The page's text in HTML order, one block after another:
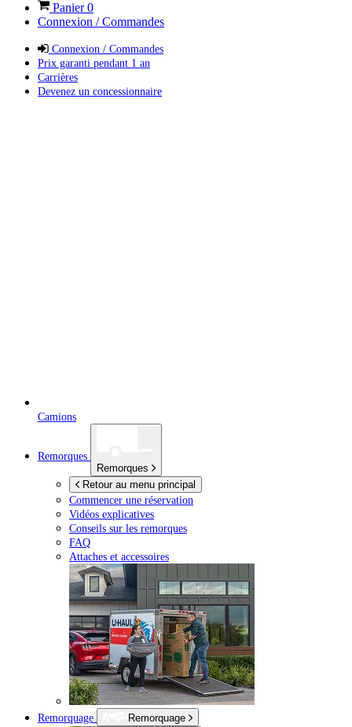
Panier0
Connexion / Commandes
Connexion / Commandes
Prix garanti pendant 1 an
Carrières
Devenez un concessionnaire
Camions
Remorques
Remorques
Retour au menu principal
Commencer une réservation
Vidéos explicatives
Conseils sur les remorques
FAQ
Attaches et accessoires
Remorquage
Remorquage